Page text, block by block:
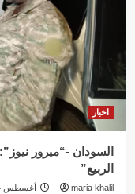
اخبار
السودان -“ميرور
الربيع”
maria khalil أغسطس 4, 2026